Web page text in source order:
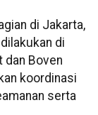
di Jakarta,
di
Boven
koordinasi
serta